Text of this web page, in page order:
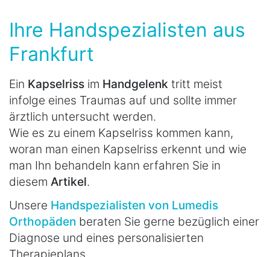
Ihre Handspezialisten aus
Frankfurt
Ein Kapselriss im Handgelenk tritt meist
infolge eines Traumas auf und sollte immer
ärztlich untersucht werden.
Wie es zu einem Kapselriss kommen kann,
woran man einen Kapselriss erkennt und wie
man Ihn behandeln kann erfahren Sie in
diesem Artikel.
Unsere Handspezialisten von Lumedis
Orthopäden beraten Sie gerne bezüglich einer
Diagnose und eines personalisierten
Therapieplans.